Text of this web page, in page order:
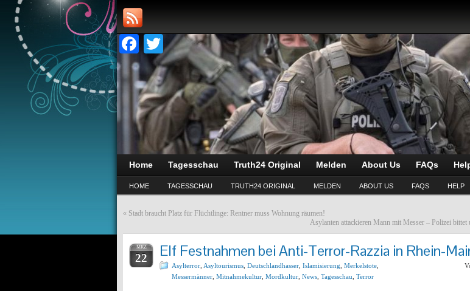
Facebook
Twitter
Home Tagesschau Truth24 Original Melden About Us FAQs
HOME TAGESSCHAU TRUTH24 ORIGINAL MELDEN ABOUT US FAQS HELP
« Stadt braucht Platz für Flüchtlinge: Rentner muss Wohnung räumen!
Asylanten attackieren Mann mit Messer – Polizei bittet
MRZ
22 Elf Festnahmen bei Anti-Terror-Razzia in Rhein-
Asylterror Asyltourismus Deutschlandhasser Islamisierung Merkelstote
Messermänner Mitnahmekultur Mordkultur News Tagesschau Terror